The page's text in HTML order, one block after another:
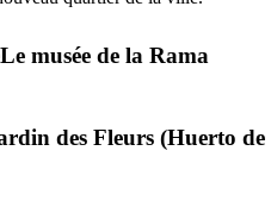
Le musée de la Rama
des Fleurs (Huerto de